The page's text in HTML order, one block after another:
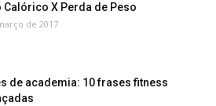
Calórico X Perda de Peso
de 2017
de academia: 10 frases fitness